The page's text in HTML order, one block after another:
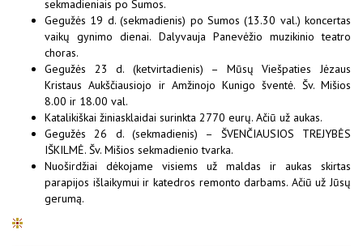
sekmadieniais po Sumos.
Gegužės 19 d. (sekmadienis) po Sumos (13.30 val.) koncertas
vaikų gynimo dienai. Dalyvauja Panevėžio muzikinio teatro
choras.
Gegužės 23 d. (ketvirtadienis) – Mūsų Viešpaties Jėzaus
Kristaus Aukščiausiojo ir Amžinojo Kunigo šventė. Šv. Mišios
8.00 ir 18.00 val.
Katalikiškai žiniasklaidai surinkta 2770 eurų. Ačiū už aukas.
Gegužės 26 d. (sekmadienis) – ŠVENČIAUSIOS TREJYBĖS
IŠKILMĖ. Šv. Mišios sekmadienio tvarka.
Nuoširdžiai dėkojame visiems už maldas ir aukas skirtas
parapijos išlaikymui ir katedros remonto darbams. Ačiū už Jūsų
gerumą.